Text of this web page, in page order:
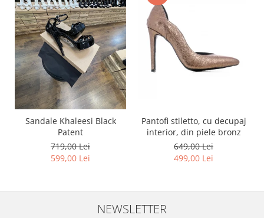
Sandale Khaleesi Black
Patent
719,00 Lei
599,00 Lei
Pantofi stiletto, cu decupaj
interior, din piele bronz
649,00 Lei
499,00 Lei
NEWSLETTER